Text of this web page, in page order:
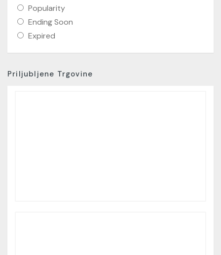
Popularity
Ending Soon
Expired
Priljubljene Trgovine